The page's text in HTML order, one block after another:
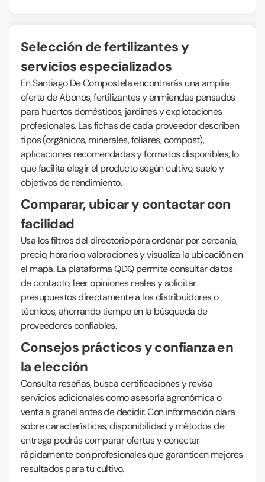
Selección de fertilizantes y
servicios especializados
En Santiago De Compostela encontrarás una amplia
oferta de Abonos, fertilizantes y enmiendas pensados
para huertos domésticos, jardines y explotaciones
profesionales. Las fichas de cada proveedor describen
tipos (orgánicos, minerales, foliares, compost),
aplicaciones recomendadas y formatos disponibles, lo
que facilita elegir el producto según cultivo, suelo y
objetivos de rendimiento.
Comparar, ubicar y contactar con
facilidad
Usa los filtros del directorio para ordenar por cercanía,
precio, horario o valoraciones y visualiza la ubicación en
el mapa. La plataforma QDQ permite consultar datos
de contacto, leer opiniones reales y solicitar
presupuestos directamente a los distribuidores o
técnicos, ahorrando tiempo en la búsqueda de
proveedores confiables.
Consejos prácticos y confianza en
la elección
Consulta reseñas, busca certificaciones y revisa
servicios adicionales como asesoría agronómica o
venta a granel antes de decidir. Con información clara
sobre características, disponibilidad y métodos de
entrega podrás comparar ofertas y conectar
rápidamente con profesionales que garanticen mejores
resultados para tu cultivo.